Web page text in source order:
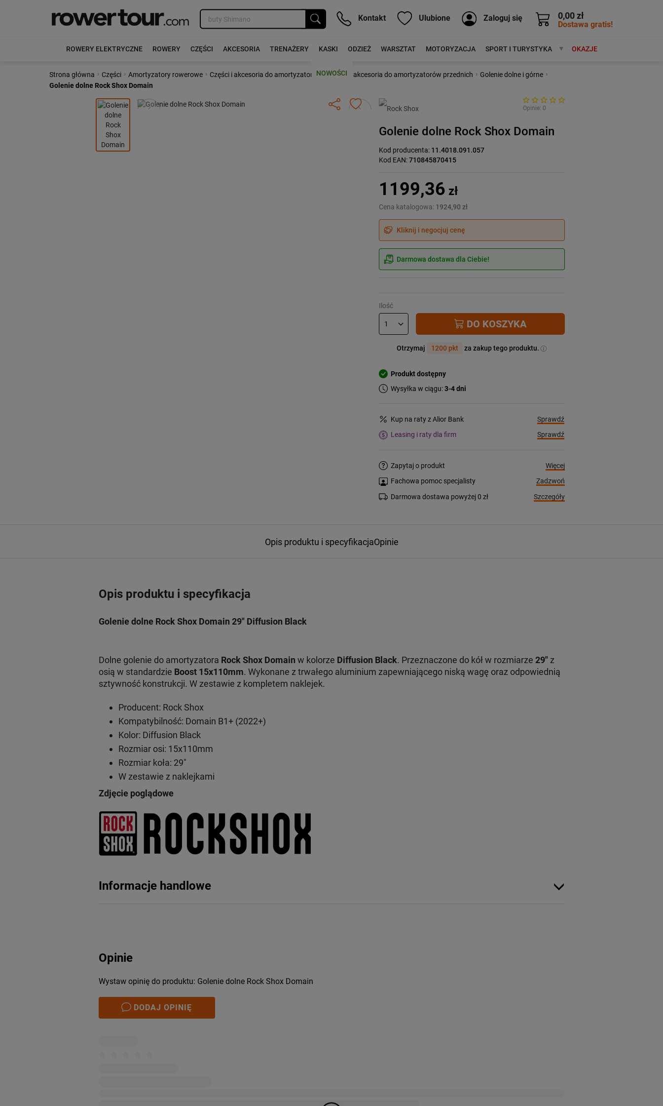
0,00 zł
Dostawa gratis!
Kontakt Ulubione Zaloguj się
ROWERY ELEKTRYCZNE ROWERY CZĘŚCI AKCESORIA TRENAŻERY KASKI ODZIEŻ WARSZTAT MOTORYZACJA SPORT I TURYSTYKA MARKIOKAZJE
NOWOŚCI
Strona główna › Części › Amortyzatory rowerowe › Części i akcesoria do amortyzatorów › Części i akcesoria do amortyzatorów przednich › Golenie dolne i górne ›
Golenie dolne Rock Shox Domain
Poprzedni Następny Opinie: 0
Golenie dolne Rock Shox Domain
Kod producenta: 11.4018.091.057
Kod EAN:710845870415
1199,36 zł
Cena katalogowa: 1924,90 zł
Kliknij i negocjuj cenę
Darmowa dostawa dla Ciebie!
Ilość
DO KOSZYKA
Otrzymaj 1200 pkt za zakup tego produktu.
Produkt dostępny
Wysyłka w ciągu:3-4 dni
Kup na raty z Alior Bank
Sprawdź
Leasing i raty dla firm
Sprawdź
Zapytaj o produkt
Więcej
Fachowa pomoc specjalisty
Zadzwoń
Darmowa dostawa powyżej 0 zł
Szczegóły
Opis produktu i specyfikacjaOpinie
Opis produktu i specyfikacja
Golenie dolne Rock Shox Domain 29" Diffusion Black
Dolne golenie do amortyzatora Rock Shox Domain w kolorze Diffusion Black. Przeznaczone do kół w rozmiarze 29" z
osią w standardzie Boost 15x110mm. Wykonane z trwałego aluminium zapewniającego niską wagę oraz odpowiednią
sztywność konstrukcji. W zestawie z kompletem naklejek.
Producent: Rock Shox
Kompatybilność: Domain B1+ (2022+)
Kolor: Diffusion Black
Rozmiar osi: 15x110mm
Rozmiar koła: 29"
W zestawie z naklejkami
Zdjęcie poglądowe
Informacje handlowe
Opinie
Wystaw opinię do produktu: Golenie dolne Rock Shox Domain
DODAJ OPINIĘ